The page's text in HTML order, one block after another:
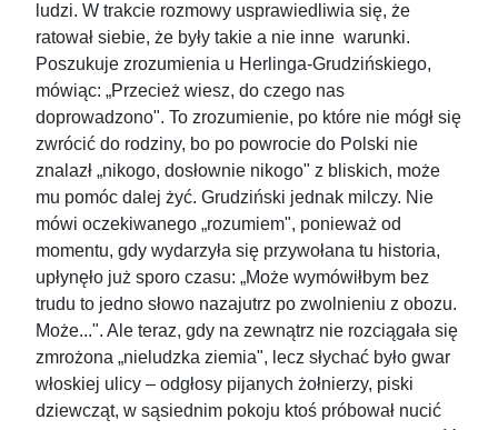
ludzi. W trakcie rozmowy usprawiedliwia się, że
ratował siebie, że były takie a nie inne warunki.
Poszukuje zrozumienia u Herlinga-Grudzińskiego,
mówiąc: „Przecież wiesz, do czego nas
doprowadzono". To zrozumienie, po które nie mógł się
zwrócić do rodziny, bo po powrocie do Polski nie
znalazł „nikogo, dosłownie nikogo" z bliskich, może
mu pomóc dalej żyć. Grudziński jednak milczy. Nie
mówi oczekiwanego „rozumiem", ponieważ od
momentu, gdy wydarzyła się przywołana tu historia,
upłynęło już sporo czasu: „Może wymówiłbym bez
trudu to jedno słowo nazajutrz po zwolnieniu z obozu.
Może...". Ale teraz, gdy na zewnątrz nie rozciągała się
zmrożona „nieludzka ziemia", lecz słychać było gwar
włoskiej ulicy – odgłosy pijanych żołnierzy, piski
dziewcząt, w sąsiednim pokoju ktoś próbował nucić